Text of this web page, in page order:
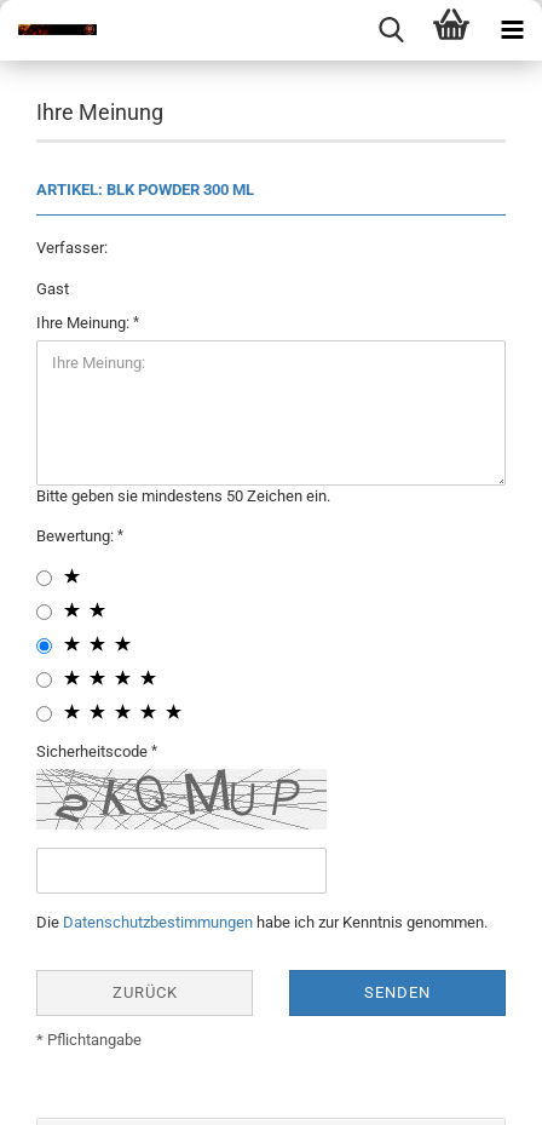
Ihre Meinung
ARTIKEL: BLK POWDER 300 ML
Verfasser:
Gast
Ihre Meinung:
Bitte geben sie mindestens 50 Zeichen ein.
Bewertung:
Sicherheitscode
Die Datenschutzbestimmungen habe ich zur Kenntnis genommen.
ZURÜCK SENDEN
* Pflichtangabe